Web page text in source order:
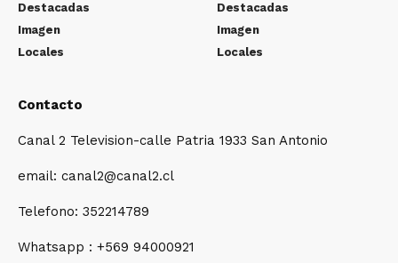
Destacadas
Imagen
Locales
Destacadas
Imagen
Locales
Contacto
Canal 2 Television-calle Patria 1933 San Antonio
email: canal2@canal2.cl
Telefono: 352214789
Whatsapp : +569 94000921